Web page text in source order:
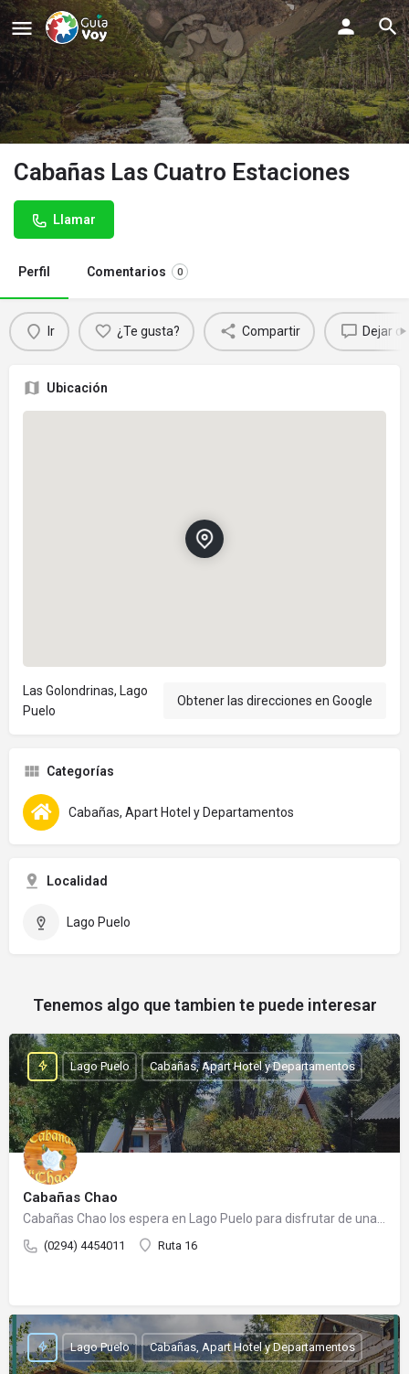
Cabañas Las Cuatro Estaciones
Llamar
Perfil Comentarios 0
Ir ¿Te gusta? Compartir Dejar
Ubicación
Las Golondrinas, Lago
Puelo
Obtener las direcciones en Google
Categorías
Cabañas, Apart Hotel y Departamentos
Localidad
Lago Puelo
Tenemos algo que tambien te puede interesar
Cabañas Chao
(0294) 4454011 Ruta 16
Lago Puelo Cabañas, Apart Hotel y Departamentos
Lago Puelo Cabañas, Apart Hotel y Departamentos